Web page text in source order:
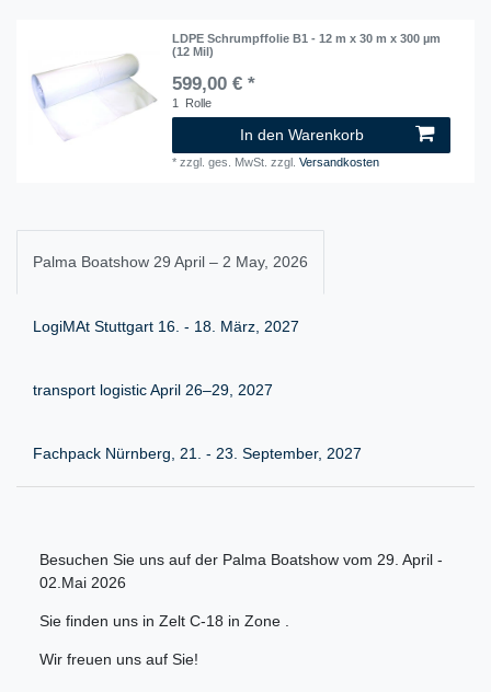
LDPE Schrumpffolie B1 - 12 m x 30 m x 300 µm
(12 Mil)
599,00 € *
1 Rolle
In den Warenkorb
*zzgl. ges. MwSt. zzgl.Versandkosten
Palma Boatshow 29 April – 2 May, 2026
LogiMAt Stuttgart 16. - 18. März, 2027
transport logistic April 26–29, 2027
Fachpack Nürnberg, 21. - 23. September, 2027
Besuchen Sie uns auf der Palma Boatshow vom 29. April -
02.Mai 2026
Sie finden uns in Zelt C-18 in Zone .
Wir freuen uns auf Sie!